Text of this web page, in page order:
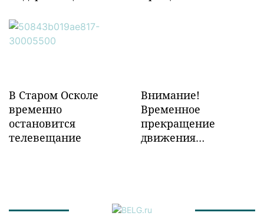
инфраструктуры в
Забайкалье
В Старом Осколе
временно
остановится
телевещание
Внимание!
Временное
прекращение
движения